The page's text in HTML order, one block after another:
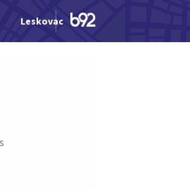
Leskovac Jagodina